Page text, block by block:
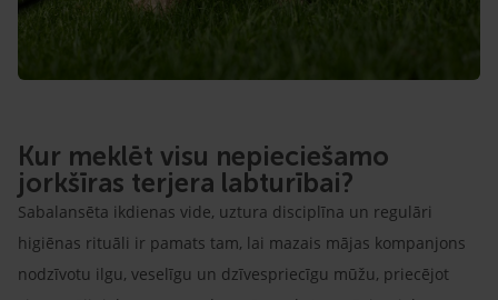
Kur meklēt visu nepieciešamo
jorkšīras terjera labturībai?
Sabalansēta ikdienas vide, uztura disciplīna un regulāri
higiēnas rituāli ir pamats tam, lai mazais mājas kompanjons
nodzīvotu ilgu, veselīgu un dzīvespriecīgu mūžu, priecējot